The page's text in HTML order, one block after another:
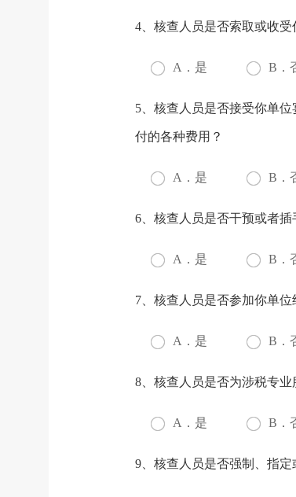
4、核查人员是否索取或收
A．是 B．
5、核查人员是否接受你单
付的各种费用？
A．是 B．
6、核查人员是否干预或者
A．是 B．
7、核查人员是否参加你单
A．是 B．
8、核查人员是否为涉税专
A．是 B．
9、核查人员是否强制、指